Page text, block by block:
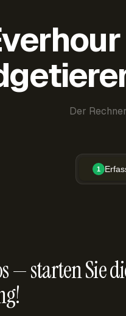
Der
1
— starten Sie